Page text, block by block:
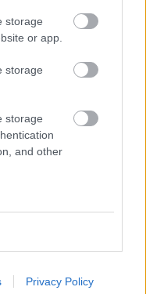
storage
or app.
storage
storage
and other
Privacy Policy
a zene
a mosolyon túl
Ha van